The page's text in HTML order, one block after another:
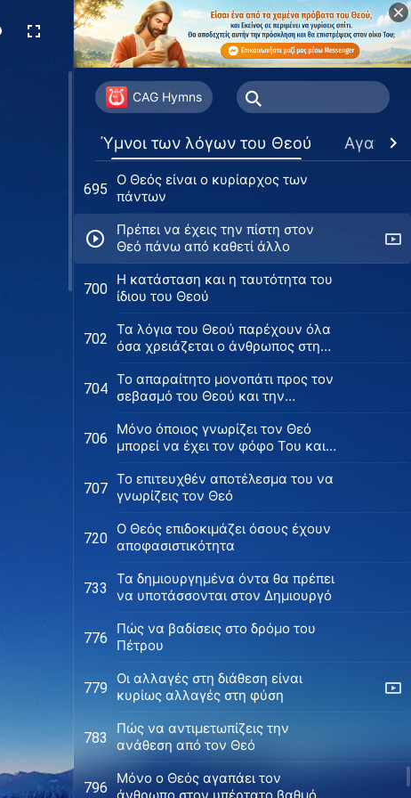
CAG Hymns
Ύμνοι των λόγων του Θεού
687 H ουσία του Θεού είναι άγια
692
Οι θαυμαστές πράξεις του Θεού
στη διαχείριση των πάντων
693 ουρανούς, τη γη και τα πάντα για
τον άνθρωπο
695
Ο Θεός είναι ο κυρίαρχος των
πάντων
Πρέπει να έχεις την πίστη στον
Θεό πάνω από καθετί άλλο
700
Η κατάσταση και η ταυτότητα του
ίδιου του Θεού
702
Τα λόγια του Θεού παρέχουν όλα
όσα χρειάζεται ο άνθρωπος στη
704
Το απαραίτητο μονοπάτι προς τον
σεβασμό του Θεού και την
706
Μόνο όποιος γνωρίζει τον Θεό
μπορεί να έχει τον φόφο Του και
707
Το επιτευχθέν αποτέλεσμα του να
γνωρίζεις τον Θεό
720
Ο Θεός επιδοκιμάζει όσους έχουν
αποφασιστικότητα
733
Τα δημιουργημένα όντα θα πρέπει
να υποτάσσονται στον Δημιουργό
776
Πώς να βαδίσεις στο δρόμο του
Πέτρου
779
Οι αλλαγές στη διάθεση είναι
κυρίως αλλαγές στη φύση
783
Πώς να αντιμετωπίζεις την
ανάθεση από τον Θεό
796
Μόνο ο Θεός αγαπάει τον